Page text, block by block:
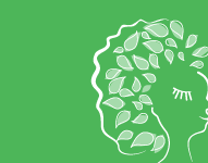
create designfor this
Admin > Live
Notícias
Quem Somos